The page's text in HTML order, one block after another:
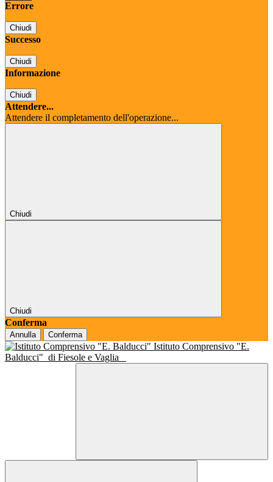
Errore
Chiudi
Successo
Chiudi
Informazione
Chiudi
Attendere...
Attendere il completamento dell'operazione...
Chiudi
Chiudi
Conferma
Annulla Conferma
Istituto Comprensivo "E.
Balducci" di Fiesole e Vaglia